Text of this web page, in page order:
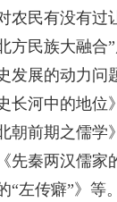
农民有没有
方民族大融合
发展的动力问
长河中的地位
朝前期之儒学
先秦两汉儒家
“左传癖”》等。